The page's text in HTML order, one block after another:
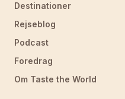
Destinationer
Rejseblog
Podcast
Foredrag
Om Taste the World